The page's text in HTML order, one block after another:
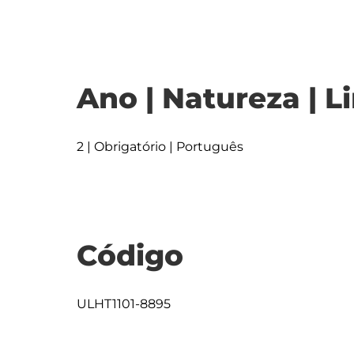
Ano | Natureza |
2 | Obrigatório | Português
Código
ULHT1101-8895